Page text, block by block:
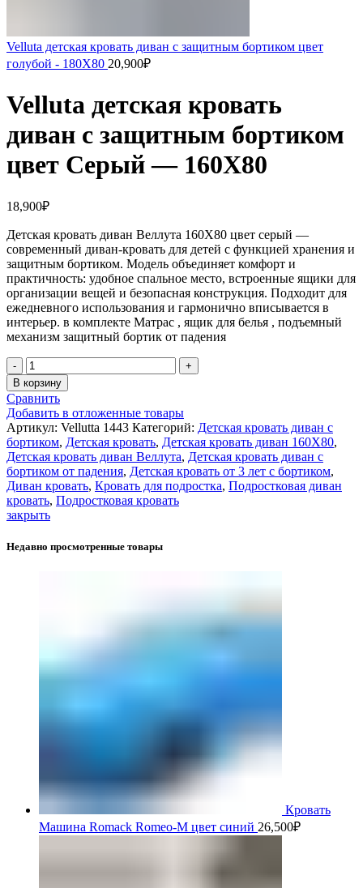
Velluta детская кровать диван с защитным бортиком цвет
голубой - 180Х80 20,900₽
Velluta детская кровать
диван с защитным бортиком
цвет Серый — 160Х80
18,900₽
Детская кровать диван Веллута 160Х80 цвет серый —
современный диван-кровать для детей с функцией хранения и
защитным бортиком. Модель объединяет комфорт и
практичность: удобное спальное место, встроенные ящики для
организации вещей и безопасная конструкция. Подходит для
ежедневного использования и гармонично вписывается в
интерьер. в комплекте Матрас , ящик для белья , подъемный
механизм защитный бортик от падения
Количество
товара
Velluta
детская
кровать
диван
с
защитным
бортиком
цвет
Серый
-
В корзину
Сравнить
Добавить в отложенные товары
Артикул: Vellutta 1443 Категорий: Детcкая кровать диван с
бортиком, Детская кровать, Детская кровать диван 160Х80,
Детская кровать диван Веллута, Детская кровать диван с
бортиком от падения, Детская кровать от 3 лет с бортиком,
Диван кровать, Кровать для подростка, Подростковая диван
кровать, Подростковая кровать
закрыть
Недавно просмотренные товары
Кровать
Машина Romack Romeo-M цвет синий 26,500₽